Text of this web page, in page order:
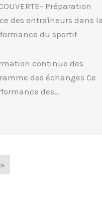
Préparation
des entraîneurs dans la
du sportif
continue des
des échanges Ce
des…